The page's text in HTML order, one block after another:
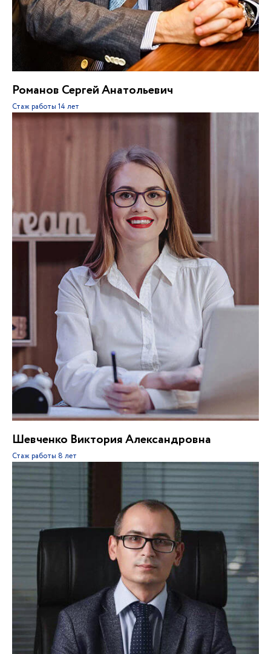
Романов Сергей Анатольевич
Стаж работы 14 лет
Шевченко Виктория Александровна
Стаж работы 8 лет